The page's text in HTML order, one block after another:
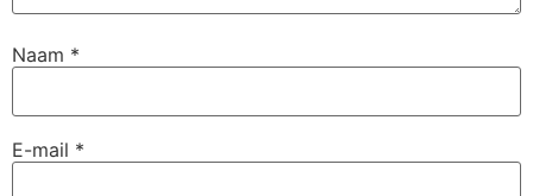
Naam *
E-mail *